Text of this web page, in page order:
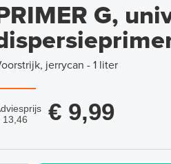
G,
jerrycan - 1 liter
13,46
€ 9,99